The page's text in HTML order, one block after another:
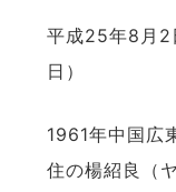
平成25年8月2
日）
1961年中国広
住の楊紹良（